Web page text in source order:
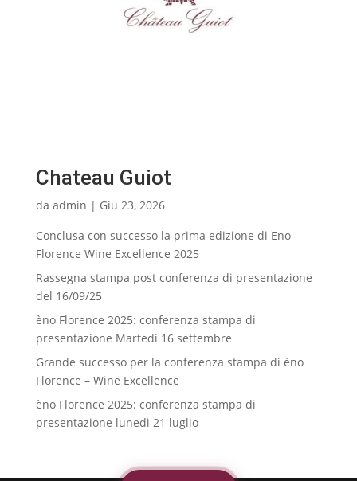
Chateau Guiot
da admin | Giu 23, 2026
Conclusa con successo la prima edizione di Eno
Florence Wine Excellence 2025
Rassegna stampa post conferenza di presentazione
del 16/09/25
èno Florence 2025: conferenza stampa di
presentazione Martedi 16 settembre
Grande successo per la conferenza stampa di èno
Florence – Wine Excellence
èno Florence 2025: conferenza stampa di
presentazione lunedì 21 luglio